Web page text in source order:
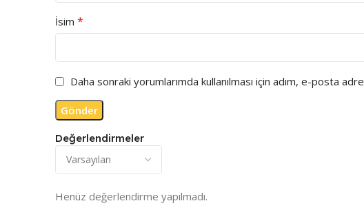
Değerlendirmeler
Henüz değerlendirme yapılmadı.
İsim *
Daha sonraki yorumlarımda kullanılması için adım, e-posta